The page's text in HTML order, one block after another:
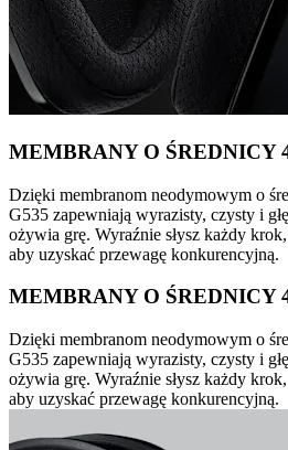
MEMBRANY O ŚREDNICY
Dzięki membranom neodymowym o
G535 zapewniają wyrazisty, czysty i
ożywia grę. Wyraźnie słysz każdy
aby uzyskać przewagę konkurencyjną.
MEMBRANY O ŚREDNICY
Dzięki membranom neodymowym o
G535 zapewniają wyrazisty, czysty i
ożywia grę. Wyraźnie słysz każdy
aby uzyskać przewagę konkurencyjną.